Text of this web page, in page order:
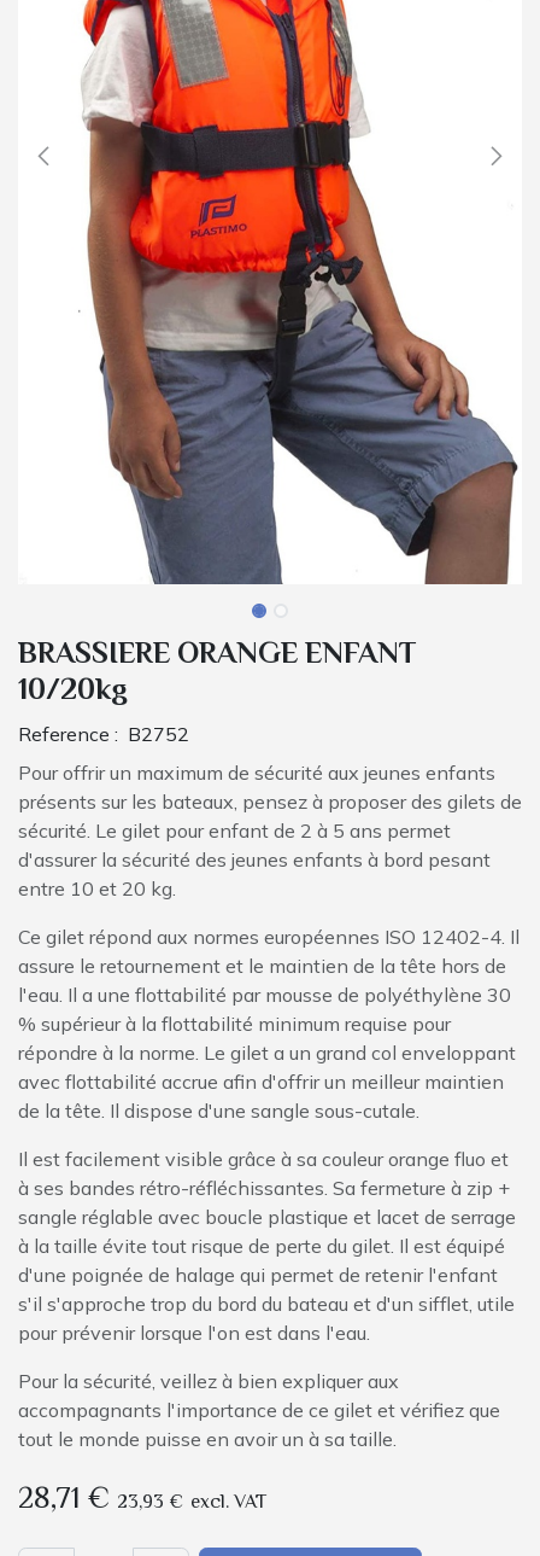
BRASSIERE ORANGE ENFANT
10/20kg
Reference : B2752
Pour offrir un maximum de sécurité aux jeunes enfants
présents sur les bateaux, pensez à proposer des gilets de
sécurité. Le gilet pour enfant de 2 à 5 ans permet
d'assurer la sécurité des jeunes enfants à bord pesant
entre 10 et 20 kg.
Ce gilet répond aux normes européennes ISO 12402-4. Il
assure le retournement et le maintien de la tête hors de
l'eau. Il a une flottabilité par mousse de polyéthylène 30
% supérieur à la flottabilité minimum requise pour
répondre à la norme. Le gilet a un grand col enveloppant
avec flottabilité accrue afin d'offrir un meilleur maintien
de la tête. Il dispose d'une sangle sous-cutale.
Il est facilement visible grâce à sa couleur orange fluo et
à ses bandes rétro-réfléchissantes. Sa fermeture à zip +
sangle réglable avec boucle plastique et lacet de serrage
à la taille évite tout risque de perte du gilet. Il est équipé
d'une poignée de halage qui permet de retenir l'enfant
s'il s'approche trop du bord du bateau et d'un sifflet, utile
pour prévenir lorsque l'on est dans l'eau.
Pour la sécurité, veillez à bien expliquer aux
accompagnants l'importance de ce gilet et vérifiez que
tout le monde puisse en avoir un à sa taille.
28,71 € 23,93 € excl. VAT